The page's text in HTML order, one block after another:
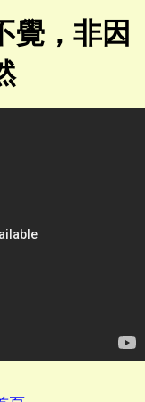
覺，非因